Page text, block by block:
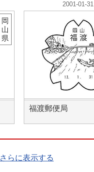
岡
山
県
2001-01-31
福渡郵便局
さらに表示する